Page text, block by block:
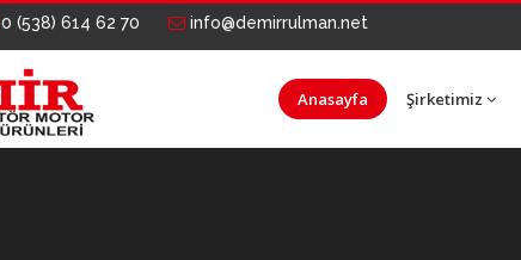
0 (538) 614 62 70 info@demirrulman.net
Anasayfa Şirketimiz